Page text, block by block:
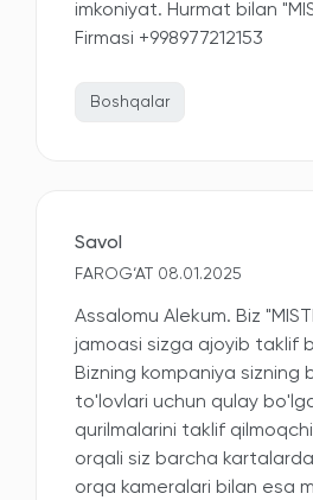
imkoniyat. Hurmat bilan
Firmasi +998977212153
Boshqalar
Savol
FAROG‘AT 08.01.2025
Assalomu Alekum. Biz
jamoasi sizga ajoyib taklif
Bizning kompaniya sizning
to'lovlari uchun qulay
qurilmalarini taklif
orqali siz barcha
orqa kameralari bilan esa